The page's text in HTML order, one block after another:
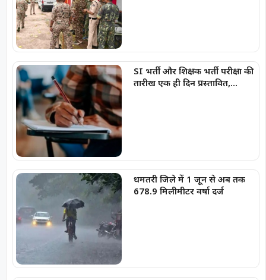
SI भर्ती और शिक्षक भर्ती परीक्षा की
तारीख एक ही दिन प्रस्तावित,
धमतरी जिले में 1 जून से अब तक
678.9 मिलीमीटर वर्षा दर्ज